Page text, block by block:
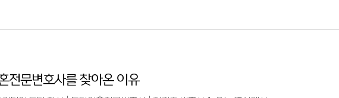
전문변호사를 찾아온 이유